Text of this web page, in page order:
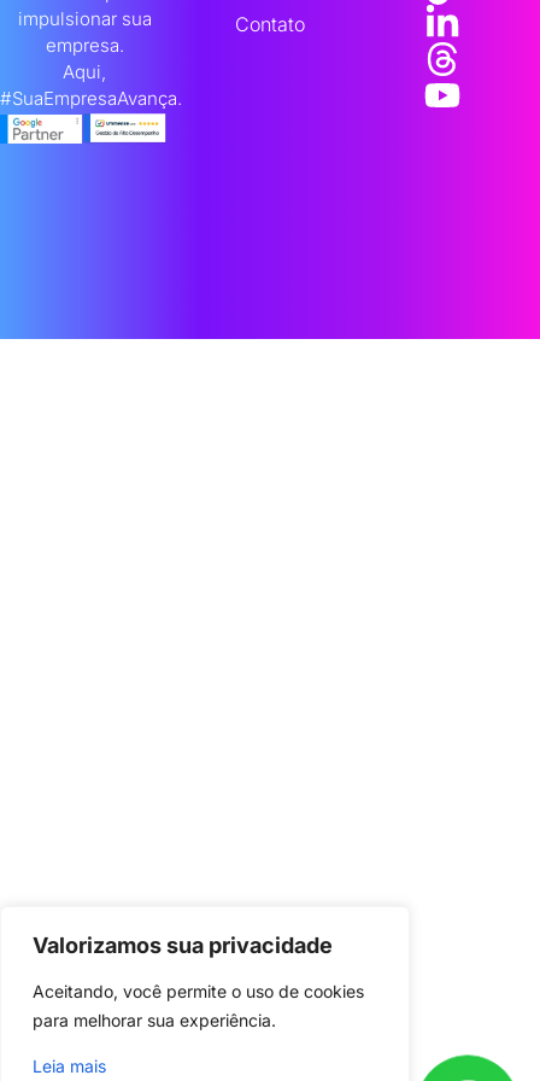
Valorizamos sua privacidade
Aceitando, você permite o uso de cookies
para melhorar sua experiência.
Leia mais
impulsionar sua
empresa.
Aqui,
#SuaEmpresaAvança.
Contato
cliente?
Baixe o aplicativo em seu celular e